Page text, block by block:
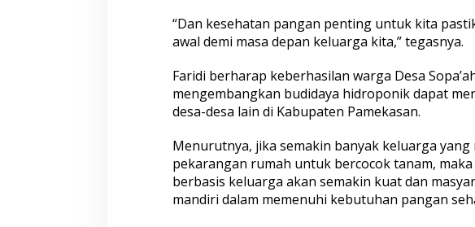
“Dan kesehatan pangan penting untuk kita
awal demi masa depan keluarga kita,” tegasnya.
Faridi berharap keberhasilan warga Desa
mengembangkan budidaya hidroponik dapat
desa-desa lain di Kabupaten Pamekasan.
Menurutnya, jika semakin banyak keluarga yang
pekarangan rumah untuk bercocok tanam,
berbasis keluarga akan semakin kuat dan
mandiri dalam memenuhi kebutuhan pangan